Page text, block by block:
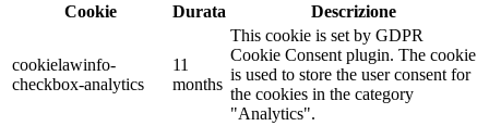
Cookie
Durata Descrizione
cookielawinfo-
checkbox-analytics
11
months
This cookie is set by GDPR
Cookie Consent plugin. The cookie
is used to store the user consent for
the cookies in the category
"Analytics".